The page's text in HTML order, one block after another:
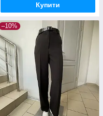
Купити
–10%